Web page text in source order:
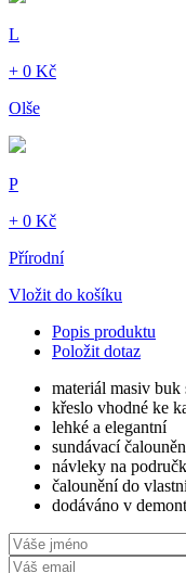
L
+ 0 Kč
Olše
P
+ 0 Kč
Přírodní
Vložit do košíku
Popis produktu
Položit dotaz
materiál masiv
křeslo vhodné ke
lehké a elegantní
sundávací
návleky na
čalounění do
dodáváno v